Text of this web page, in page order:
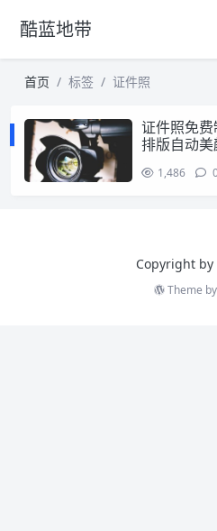
酷蓝地带
首页 标签 证件照
证件照免
排版自动美
1,486
Copyright by
Theme by